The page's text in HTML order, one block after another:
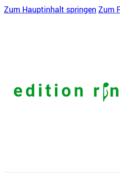
Zum Hauptinhalt springen Zum